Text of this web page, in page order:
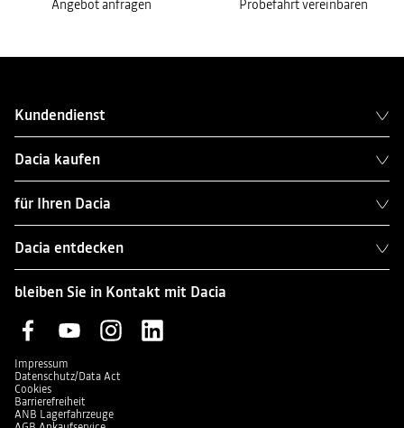
Angebot anfragen Probefahrt vereinbaren
Kundendienst
Dacia kaufen
für Ihren Dacia
Dacia entdecken
bleiben Sie in Kontakt mit Dacia
Impressum
Datenschutz/Data Act
Cookies
Barrierefreiheit
ANB Lagerfahrzeuge